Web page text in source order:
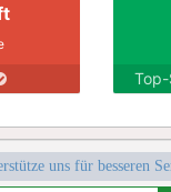
Top-
uns für besseren